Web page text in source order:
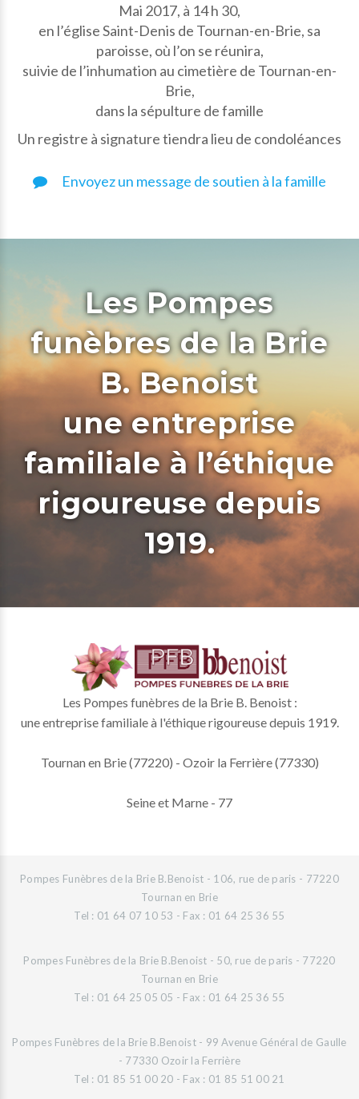
Mai 2017, à 14 h 30,
en l’église Saint-Denis de Tournan-en-Brie, sa
paroisse, où l’on se réunira,
suivie de l’inhumation au cimetière de Tournan-en-
Brie,
dans la sépulture de famille
Un registre à signature tiendra lieu de condoléances
Envoyez un message de soutien à la famille
Les Pompes
funèbres de la Brie
B. Benoist
une entreprise
familiale à l’éthique
rigoureuse depuis
1919.
Les Pompes funèbres de la Brie B. Benoist :
une entreprise familiale à l'éthique rigoureuse depuis 1919.
Tournan en Brie (77220) - Ozoir la Ferrière (77330)
Seine et Marne - 77
Pompes Funèbres de la Brie B.Benoist - 106, rue de paris - 77220
Tournan en Brie
Tel : 01 64 07 10 53 - Fax : 01 64 25 36 55
Pompes Funèbres de la Brie B.Benoist - 50, rue de paris - 77220
Tournan en Brie
Tel : 01 64 25 05 05 - Fax : 01 64 25 36 55
Pompes Funèbres de la Brie B.Benoist - 99 Avenue Général de Gaulle
- 77330 Ozoir la Ferrière
Tel : 01 85 51 00 20 - Fax : 01 85 51 00 21